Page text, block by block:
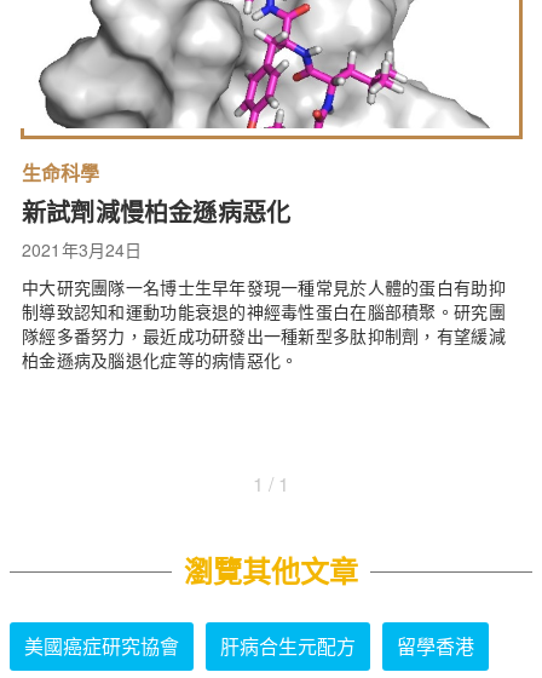
生命科學
新試劑減慢柏金遜病惡化
2021年3月24日
中大研究團隊一名博士生早年發現一種常見於人體的蛋白有助抑
制導致認知和運動功能衰退的神經毒性蛋白在腦部積聚。研究團
隊經多番努力，最近成功研發出一種新型多肽抑制劑，有望緩減
柏金遜病及腦退化症等的病情惡化。
1 / 1
瀏覽其他文章
美國癌症研究協會 肝病合生元配方 留學香港